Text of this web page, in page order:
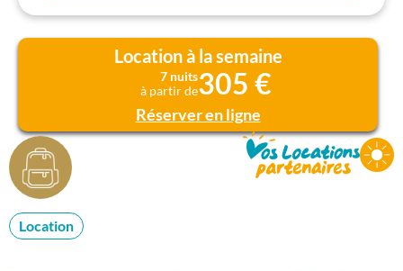
Location à la semaine
7 nuits
à partir de305 €
Réserver en ligne
Location